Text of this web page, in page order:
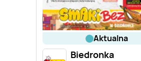
aktualna
Biedronka